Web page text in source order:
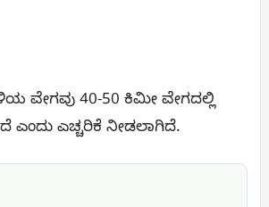
ವೇಗವು 40-50 ಕಿಮೀ ವೇಗದಲ್ಲಿ
ಎಂದು ಎಚ್ಚರಿಕೆ ನೀಡಲಾಗಿದೆ.